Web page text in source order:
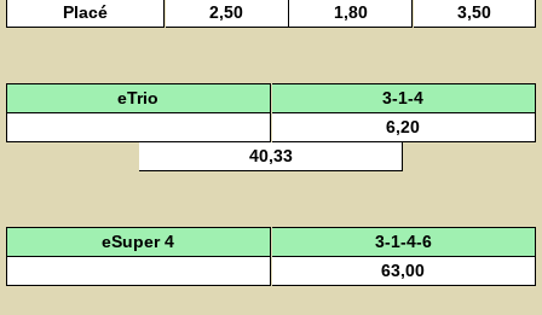
Placé
2,50 1,80 3,50
eTrio
3-1-4
6,20
40,33
eSuper 4
3-1-4-6
63,00